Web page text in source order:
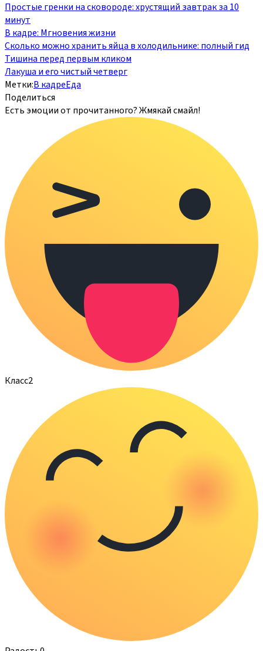
Простые гренки на сковороде: хрустящий завтрак за 10
минут
В кадре: Мгновения жизни
Сколько можно хранить яйца в холодильнике: полный гид
Тишина перед первым кликом
Лакуша и его чистый четверг
Метки:В кадреЕда
Поделиться
Есть эмоции от прочитанного? Жмякай смайл!
Класс2